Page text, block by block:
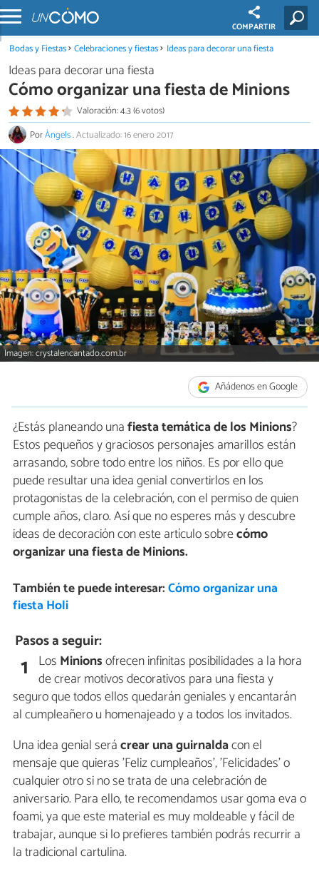
COMPARTIR
Bodas y Fiestas Celebraciones y fiestas Ideas para decorar una fiesta
Ideas para decorar una fiesta
Cómo organizar una fiesta de Minions
Valoración: 4.3 (6 votos)
PorÀngels.Actualizado: 16 enero 2017
Imagen: crystalencantado.com.br
Añádenos en Google
¿Estás planeando unafiesta temática de los Minions?
Estos pequeños y graciosos personajes amarillos están
arrasando, sobre todo entre los niños. Es por ello que
puede resultar una idea genial convertirlos en los
protagonistas de la celebración, con el permiso de quien
cumple años, claro. Así que no esperes más y descubre
ideas de decoración con este artículo sobrecómo
organizar una fiesta de Minions.
También te puede interesar:Cómo organizar una
fiesta Holi
Pasos a seguir:
1 Los Minionsofrecen infinitas posibilidades a la hora
de crear motivos decorativos para una fiesta y
seguro que todos ellos quedarán geniales y encantarán
al cumpleañero u homenajeado y a todos los invitados.
Una idea genial serácrear unaguirnaldacon el
mensaje que quieras 'Feliz cumpleaños', 'Felicidades' o
cualquier otro si no se trata de una celebración de
aniversario. Para ello, te recomendamos usar goma eva o
foami, ya que este material es muy moldeable y fácil de
trabajar, aunque si lo prefieres también podrás recurrir a
la tradicional cartulina.